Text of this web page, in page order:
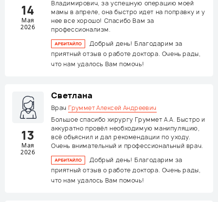
14
Мая
2026
Владимирович, за успешную операцию моей
мамы в апреле, она быстро идет на поправку и у
нее все хорошо! Спасибо Вам за
профессионализм.
Добрый день! Благодарим за
приятный отзыв о работе доктора. Очень рады,
что нам удалось Вам помочь!
13
Мая
2026
Светлана
Врач Груммет Алексей Андреевич
Большое спасибо хирургу Груммет А.А. Быстро и
аккуратно провёл необходимую манипуляцию,
всё объяснил и дал рекомендации по уходу.
Очень внимательный и профессиональный врач.
Добрый день! Благодарим за
приятный отзыв о работе доктора. Очень рады,
что нам удалось Вам помочь!